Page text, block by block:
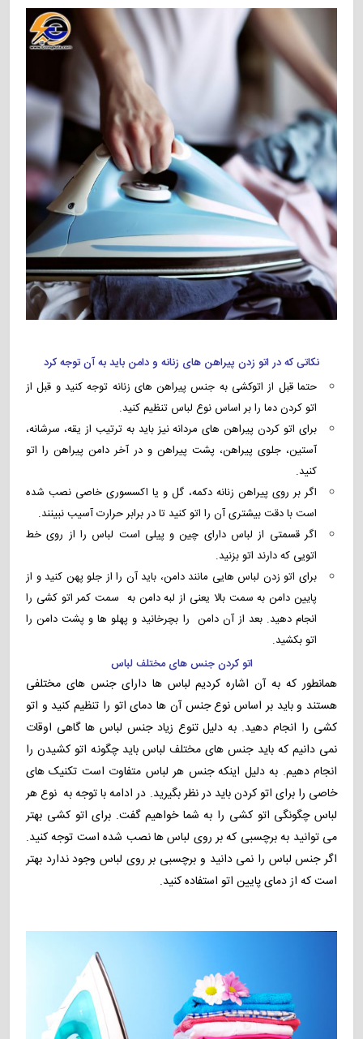
نکاتی که در اتو زدن پیراهن های زنانه و دامن باید به آن توجه کرد
حتما قبل از اتوکشی به جنس پیراهن های زنانه توجه کنید و قبل از
اتو کردن دما را بر اساس نوع لباس تنظیم کنید.
برای اتو کردن پیراهن های مردانه نیز باید به ترتیب از یقه، سرشانه،
آستین، جلوی پیراهن، پشت پیراهن و در آخر دامن پیراهن را اتو
کنید.
اگر بر روی پیراهن زنانه دکمه، گل و یا اکسسوری خاصی نصب شده
است با دقت بیشتری آن را اتو کنید تا در برابر حرارت آسیب نبینند.
اگر قسمتی از لباس دارای چین و پیلی است لباس را از روی خط
اتویی که دارند اتو بزنید.
برای اتو زدن لباس هایی مانند دامن، باید آن را از جلو پهن کنید و از
پایین دامن به سمت بالا یعنی از لبه دامن به سمت کمر اتو کشی را
انجام دهید. بعد از آن دامن را بچرخانید و پهلو ها و پشت دامن را
اتو بکشید.
اتو کردن جنس های مختلف لباس
همانطور که به آن اشاره کردیم لباس ها دارای جنس های مختلفی
هستند و باید بر اساس نوع جنس آن ها دمای اتو را تنظیم کنید و اتو
کشی را انجام دهید. به دلیل تنوع زیاد جنس لباس ها گاهی اوقات
نمی دانیم که باید جنس های مختلف لباس باید چگونه اتو کشیدن را
انجام دهیم. به دلیل اینکه جنس هر لباس متفاوت است تکنیک های
خاصی را برای اتو کردن باید در نظر بگیرید. در ادامه با توجه به نوع هر
لباس چگونگی اتو کشی را به شما خواهیم گفت. برای اتو کشی بهتر
می توانید به برچسبی که بر روی لباس ها نصب شده است توجه کنید.
اگر جنس لباس را نمی دانید و برچسبی بر روی لباس وجود ندارد بهتر
است که از دمای پایین اتو استفاده کنید.